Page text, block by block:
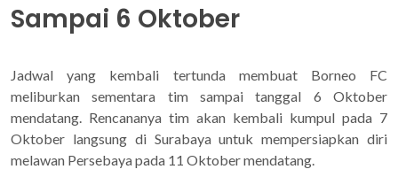
Sampai 6 Oktober
Jadwal yang kembali tertunda membuat Borneo FC
meliburkan sementara tim sampai tanggal 6 Oktober
mendatang. Rencananya tim akan kembali kumpul pada 7
Oktober langsung di Surabaya untuk mempersiapkan diri
melawan Persebaya pada 11 Oktober mendatang.